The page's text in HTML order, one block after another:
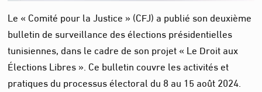
Le « Comité pour la Justice » (CFJ) a publié son deuxième
bulletin de surveillance des élections présidentielles
tunisiennes, dans le cadre de son projet « Le Droit aux
Élections Libres ». Ce bulletin couvre les activités et
pratiques du processus électoral du 8 au 15 août 2024.